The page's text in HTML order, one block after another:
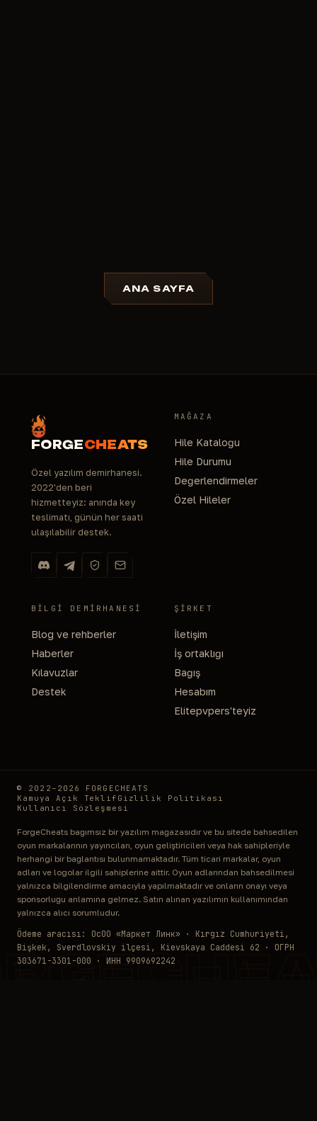
ANA SAYFA
FORGECHEATS
Özel yazılım demirhanesi.
2022'den beri
hizmetteyiz: anında key
teslimatı, günün her saati
ulaşılabilir destek.
MAĞAZA
Hile Kataloğu
Hile Durumu
Değerlendirmeler
Özel Hileler
BILGI DEMIRHANESI
Blog ve rehberler
Haberler
Kılavuzlar
Destek
ŞIRKET
İletişim
İş ortaklığı
Bağış
Hesabım
Elitepvpers'teyiz
© 2022–2026 FORGECHEATS
Kamuya Açık Teklif Gizlilik Politikası
Kullanıcı Sözleşmesi
ForgeCheats bağımsız bir yazılım mağazasıdır ve bu sitede bahsedilen
oyun markalarının yayıncıları, oyun geliştiricileri veya hak sahipleriyle
herhangi bir bağlantısı bulunmamaktadır. Tüm ticari markalar, oyun
adları ve logolar ilgili sahiplerine aittir. Oyun adlarından bahsedilmesi
yalnızca bilgilendirme amacıyla yapılmaktadır ve onların onayı veya
sponsorluğu anlamına gelmez. Satın alınan yazılımın kullanımından
yalnızca alıcı sorumludur.
Ödeme aracısı: ОсОО «Маркет Линк» · Kırgız Cumhuriyeti,
Bişkek, Sverdlovskiy ilçesi, Kievskaya Caddesi 62 · ОГРН
303671-3301-000 · ИНН 9909692242